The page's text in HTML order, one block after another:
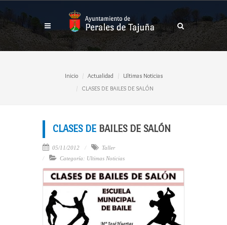
Inicio Actualidad
Ultimas Noticias
CLASES DE BAILES DE SALÓN
CLASES DE BAILES DE SALÓN
05/11/2012
Taller
Categoría: Ultimas Noticias